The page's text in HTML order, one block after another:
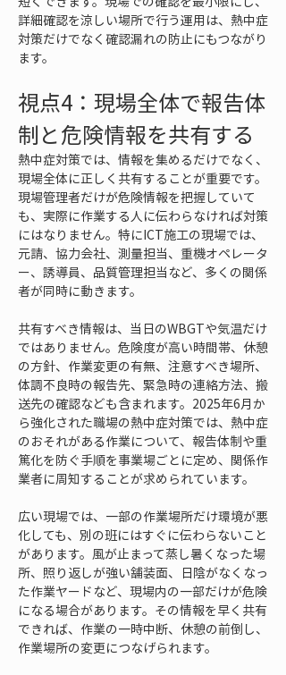
詳細確認を涼しい場所で行う運用は、熱中症
対策だけでなく確認漏れの防止にもつながり
ます。
視点4：現場全体で報告体
制と危険情報を共有する
熱中症対策では、情報を集めるだけでなく、
現場全体に正しく共有することが重要です。
現場管理者だけが危険情報を把握していて
も、実際に作業する人に伝わらなければ対策
にはなりません。特にICT施工の現場では、
元請、協力会社、測量担当、重機オペレータ
ー、誘導員、品質管理担当など、多くの関係
者が同時に動きます。
共有すべき情報は、当日のWBGTや気温だけ
ではありません。危険度が高い時間帯、休憩
の方針、作業変更の有無、注意すべき場所、
体調不良時の報告先、緊急時の連絡方法、搬
送先の確認なども含まれます。2025年6月か
ら強化された職場の熱中症対策では、熱中症
のおそれがある作業について、報告体制や重
篤化を防ぐ手順を事業場ごとに定め、関係作
業者に周知することが求められています。
広い現場では、一部の作業場所だけ環境が悪
化しても、別の班にはすぐに伝わらないこと
があります。風が止まって蒸し暑くなった場
所、照り返しが強い舗装面、日陰がなくなっ
た作業ヤードなど、現場内の一部だけが危険
になる場合があります。その情報を早く共有
できれば、作業の一時中断、休憩の前倒し、
作業場所の変更につなげられます。